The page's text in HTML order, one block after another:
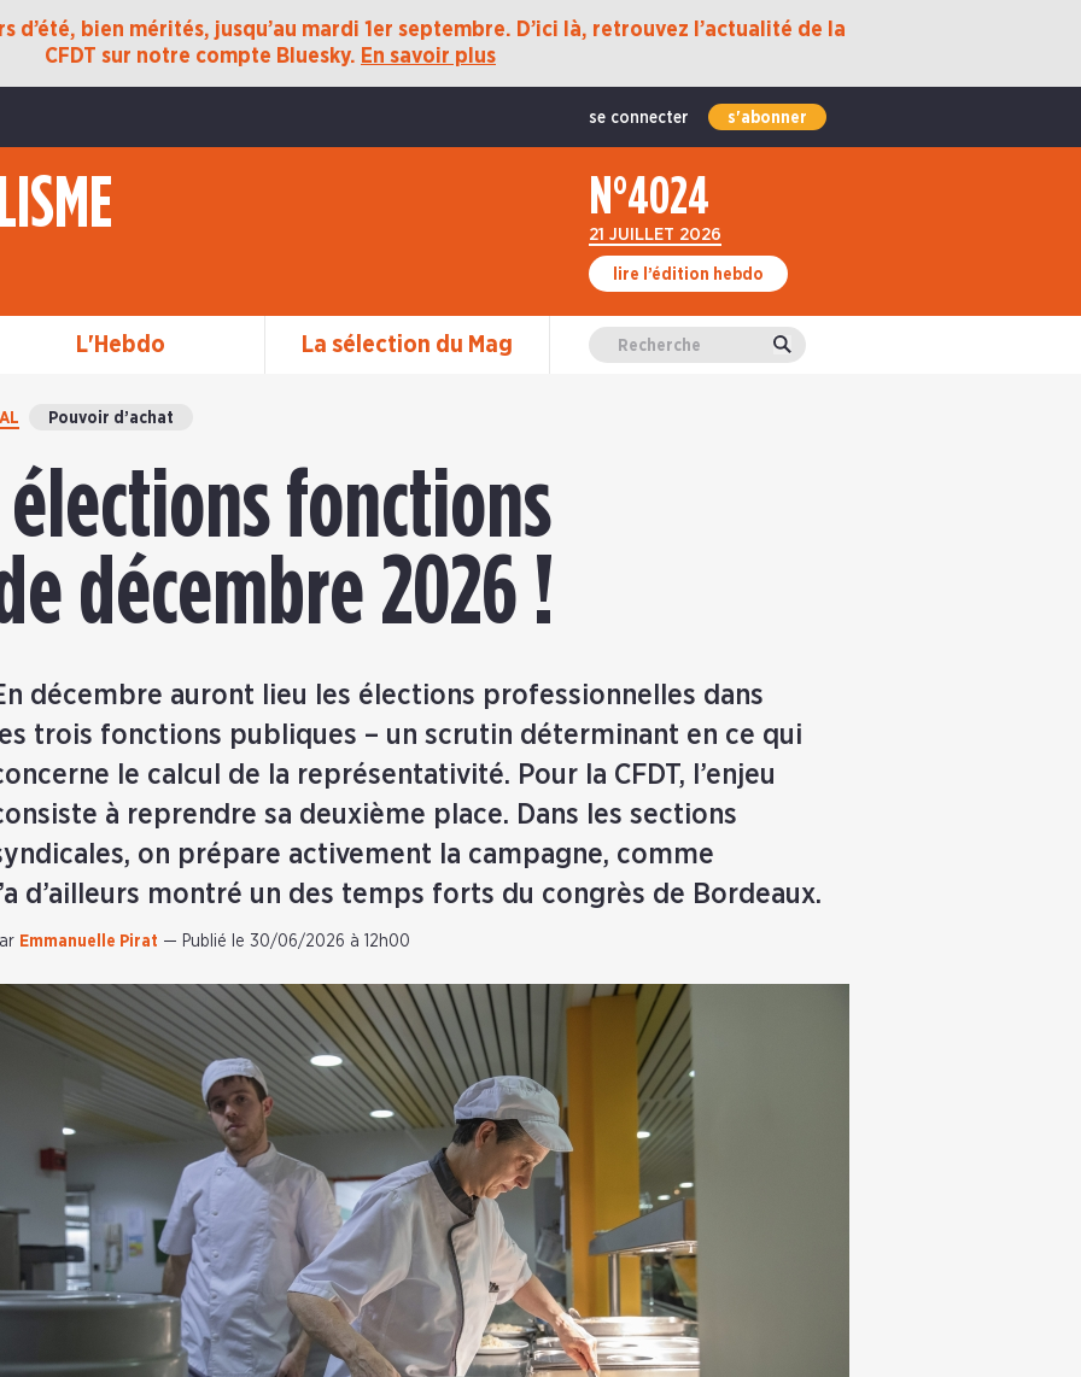
d’été, bien mérités, jusqu’au mardi 1er septembre. D’ici là, retrouvez l’actualité de la
CFDT sur notre compte Bluesky. En savoir plus
se connecter s'abonner
N°4024
21 JUILLET 2026
lire l’édition hebdo
L'Hebdo La sélection du Mag Valider
Pouvoir d’achat
élections fonctions
décembre 2026 !
décembre auront lieu les élections professionnelles dans
trois fonctions publiques – un scrutin déterminant en ce qui
le calcul de la représentativité. Pour la CFDT, l’enjeu
à reprendre sa deuxième place. Dans les sections
on prépare activement la campagne, comme
d’ailleurs montré un des temps forts du congrès de Bordeaux.
Emmanuelle Pirat — Publié le 30/06/2026 à 12h00